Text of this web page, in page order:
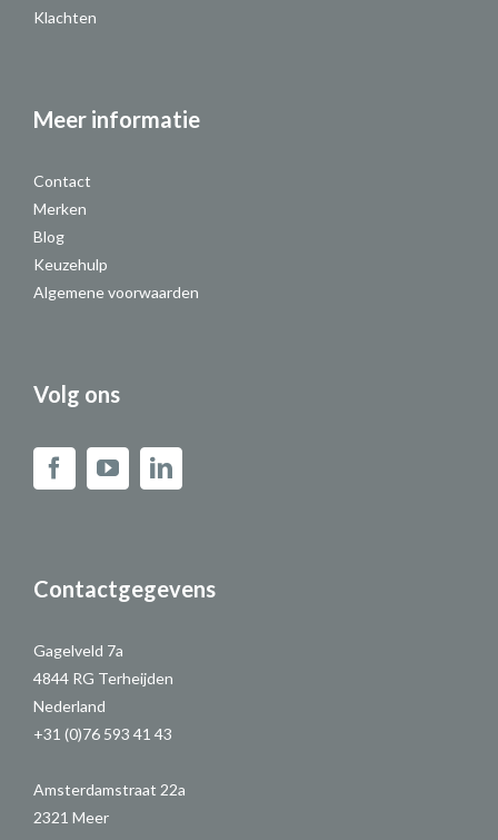
Klachten
Meer informatie
Contact
Merken
Blog
Keuzehulp
Algemene voorwaarden
Volg ons
Contactgegevens
Gagelveld 7a
4844 RG Terheijden
Nederland
+31 (0)76 593 41 43
Amsterdamstraat 22a
2321 Meer